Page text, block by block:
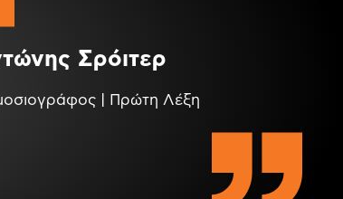
Σρόιτερ
| Πρώτη Λέξη